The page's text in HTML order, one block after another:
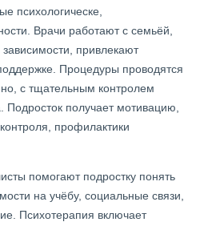
психологическе,
Врачи работают с семьёй,
привлекают
Процедуры проводятся
с тщательным контролем
Подросток получает мотивацию,
профилактики
помогают подростку понять
на учёбу, социальные связи,
Психотерапия включает